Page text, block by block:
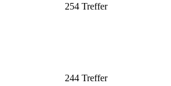
254 Treffer
244 Treffer